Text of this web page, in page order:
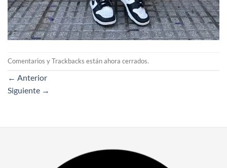
Comentarios y Trackbacks están ahora cerrados.
← Anterior
Siguiente →